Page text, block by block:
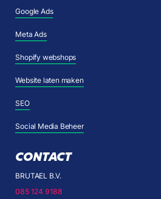
Google Ads
Meta Ads
Shopify webshops
Website laten maken
SEO
Social Media Beheer
CONTACT
BRUTAEL B.V.
085 124 9188